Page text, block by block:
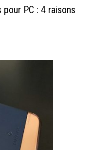
PC : 4 raisons